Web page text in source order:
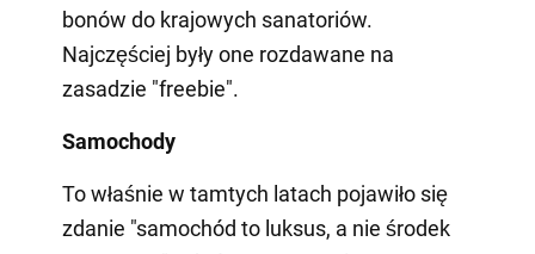
bonów do krajowych sanatoriów.
Najczęściej były one rozdawane na
zasadzie "freebie".
Samochody
To właśnie w tamtych latach pojawiło się
zdanie "samochód to luksus, a nie środek